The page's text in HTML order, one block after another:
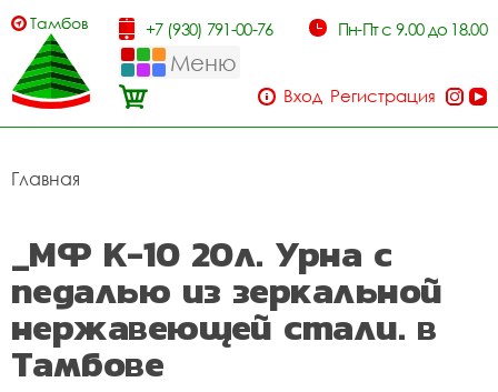
Тамбов +7 (930) 791-00-76 Пн-Пт с 9.00 до 18.00
Меню
Вход Регистрация
Главная
_МФ К-10 20л. Урна с
педалью из зеркальной
нержавеющей стали. в
Тамбове